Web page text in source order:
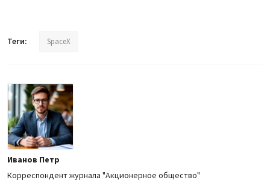
Теги: SpaceX
Иванов Петр
Корреспондент журнала "Акционерное общество"